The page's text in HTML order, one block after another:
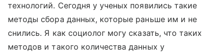
технологий. Сегодня у ученых появились такие
методы сбора данных, которые раньше им и не
снились. Я как социолог могу сказать, что таких
методов и такого количества данных у